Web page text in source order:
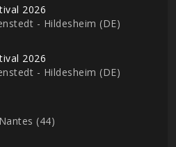
2026
- Hildesheim (DE)
2026
- Hildesheim (DE)
(44)